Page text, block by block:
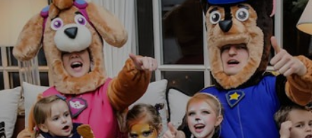
УЗНАТЬ БОЛЬШЕ
УЗНАТЬ БОЛЬШЕ